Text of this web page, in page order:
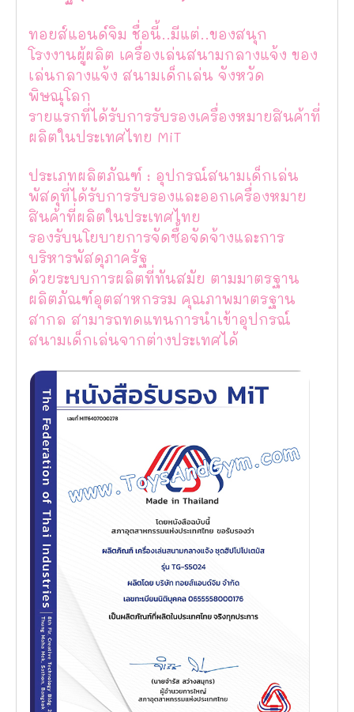
ทอยส์แอนด์จิม ชื่อนี้..มีแต่..ของสนุก
โรงงานผู้ผลิต เครื่องเล่นสนามกลางแจ้ง ของ
เล่นกลางแจ้ง สนามเด็กเล่น จังหวัด
พิษณุโลก
รายแรกที่ได้รับการรับรองเครื่องหมายสินค้าที่
ผลิตในประเทศไทย MiT
ประเภทผลิตภัณฑ์ : อุปกรณ์สนามเด็กเล่น
พัสดุที่ได้รับการรับรองและออกเครื่องหมาย
สินค้าที่ผลิตในประเทศไทย
รองรับนโยบายการจัดซื้อจัดจ้างและการ
บริหารพัสดุภาครัฐ
ด้วยระบบการผลิตที่ทันสมัย ตามมาตรฐาน
ผลิตภัณฑ์อุตสาหกรรม คุณภาพมาตรฐาน
สากล สามารถทดแทนการนำเข้าอุปกรณ์
สนามเด็กเล่นจากต่างประเทศได้